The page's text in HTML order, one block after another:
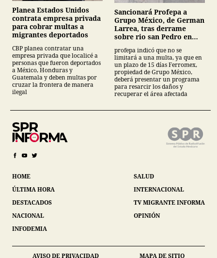
Planea Estados Unidos
contrata empresa privada
para cobrar multas a
migrantes deportados
CBP planea contratar una
empresa privada que localicé a
personas que fueron deportados
a México, Honduras y
Guatemala y deben multas por
cruzar la frontera de manera
ilegal
Sancionará Profepa a
Grupo México, de German
Larrea, tras derrame
sobre rio san Pedro en
profepa indicó que no se
limitará a una multa, ya que en
un plazo de 15 días Ferromex,
propiedad de Grupo México,
deberá presentar un programa
para resarcir los daños y
recuperar el área afectada
HOME
ÚLTIMA HORA
DESTACADOS
NACIONAL
INFODEMIA
SALUD
INTERNACIONAL
TV MIGRANTE INFORMA
OPINIÓN
AVISO DE PRIVACIDAD MAPA DE SITIO